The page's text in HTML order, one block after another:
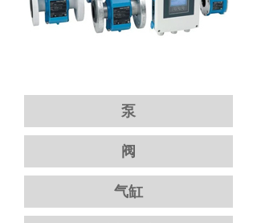
泵
阀
气缸